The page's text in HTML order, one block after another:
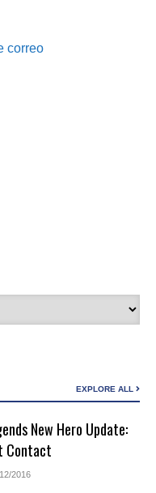
correo
EXPLORE ALL
New Hero Update:
Contact
2016